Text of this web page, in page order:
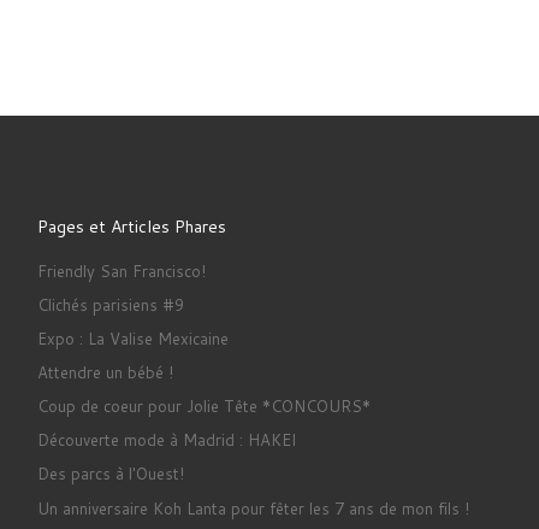
Pages et Articles Phares
Friendly San Francisco!
Clichés parisiens #9
Expo : La Valise Mexicaine
Attendre un bébé !
Coup de coeur pour Jolie Tête *CONCOURS*
Découverte mode à Madrid : HAKEI
Des parcs à l'Ouest!
Un anniversaire Koh Lanta pour fêter les 7 ans de mon fils !